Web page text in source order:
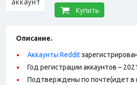
Купить
Описание.
Аккаунты Reddit
Год регистрации аккаунтов –
Подтверждены по почте(идет в